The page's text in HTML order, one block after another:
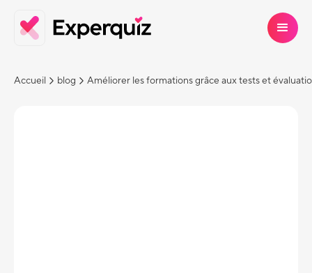
Accueil blog Améliorer les formations grâce aux tests et